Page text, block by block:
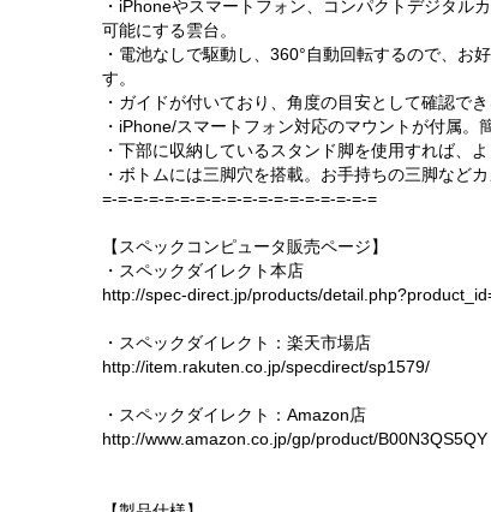
・iPhoneやスマートフォン、コンパクトデジタル
可能にする雲台。
・電池なしで駆動し、360°自動回転するので、お
す。
・ガイドが付いており、角度の目安として確認で
・iPhone/スマートフォン対応のマウントが付属。
・下部に収納しているスタンド脚を使用すれば、
・ボトムには三脚穴を搭載。お手持ちの三脚など
=-=-=-=-=-=-=-=-=-=-=-=-=-=-=-=-=-=
【スペックコンピュータ販売ページ】
・スペックダイレクト本店
http://spec-direct.jp/products/
・スペックダイレクト：楽天市場店
http://item.rakuten.co.jp/specdirect/sp1579/
・スペックダイレクト：Amazon店
http://www.amazon.co.jp/gp/product/B00N3QS5QY